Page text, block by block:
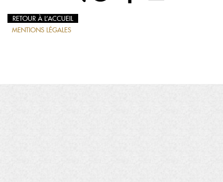
RETOUR À L’ACCUEIL
MENTIONS LÉGALES